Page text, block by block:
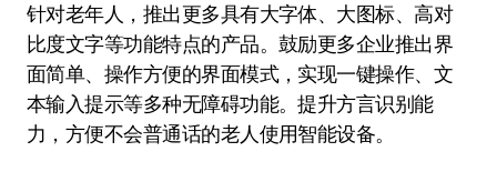
针对老年人，推出更多具有大字体、大图标、高对
比度文字等功能特点的产品。鼓励更多企业推出界
面简单、操作方便的界面模式，实现一键操作、文
本输入提示等多种无障碍功能。提升方言识别能
力，方便不会普通话的老人使用智能设备。